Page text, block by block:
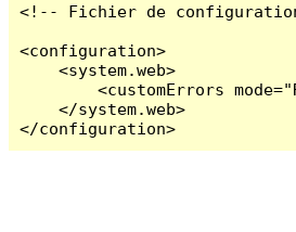
<!-- Fichier de
<configuration>
    <system.web>
<customErrors
    </system.web>
</configuration>